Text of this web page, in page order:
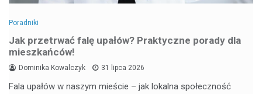
Poradniki
Jak przetrwać falę upałów? Praktyczne porady dla
mieszkańców!
Dominika Kowalczyk 31 lipca 2026
Fala upałów w naszym mieście – jak lokalna społeczność